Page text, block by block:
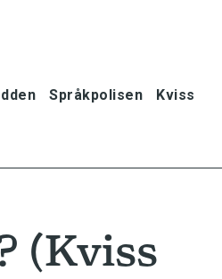
Språkpolisen Kviss
(Kviss